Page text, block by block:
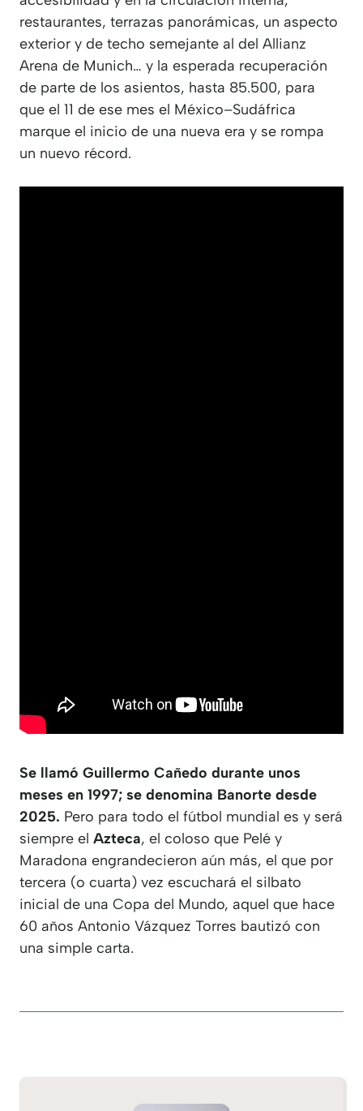
restaurantes, terrazas panorámicas, un aspecto
exterior y de techo semejante al del Allianz
Arena de Munich… y la esperada recuperación
de parte de los asientos, hasta 85.500, para
que el 11 de ese mes el México–Sudáfrica
marque el inicio de una nueva era y se rompa
un nuevo récord.
Se llamó Guillermo Cañedo durante unos
meses en 1997; se denomina Banorte desde
2025. Pero para todo el fútbol mundial es y será
siempre el Azteca, el coloso que Pelé y
Maradona engrandecieron aún más, el que por
tercera (o cuarta) vez escuchará el silbato
inicial de una Copa del Mundo, aquel que hace
60 años Antonio Vázquez Torres bautizó con
una simple carta.